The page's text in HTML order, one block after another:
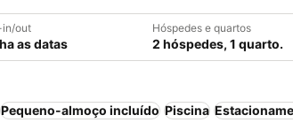
out
as datas
Hóspedes e quartos
2 hóspedes, 1 quarto.
Pequeno-almoço incluído Piscina